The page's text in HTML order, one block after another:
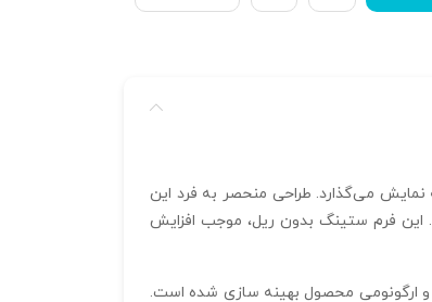
را به نمایش می‌گذارد. طراحی منحصر به فرد این
این فرم ستینگ بدون ریل، موجب افزایش
شده و تمام جزئیات آن برای راحتی و ارگونومی محصول بهینه سازی شده است.